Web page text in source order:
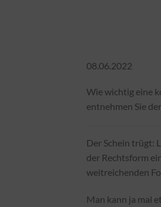
08.06.2022
Wie wichtig eine
entnehmen Sie
Der Schein trügt:
der Rechtsform
weitreichenden
Man kann ja mal